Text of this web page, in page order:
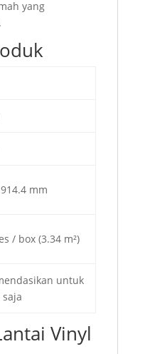
yang
mm
/ box (3.34 m²)
untuk
Vinyl